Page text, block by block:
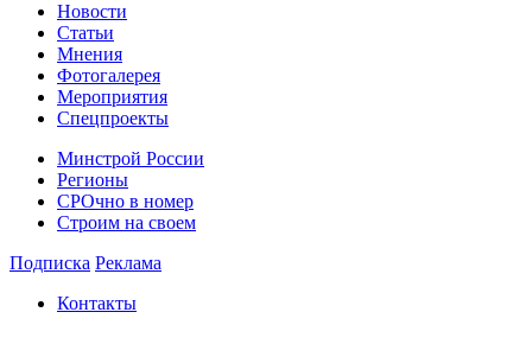
Новости
Статьи
Мнения
Фотогалерея
Мероприятия
Спецпроекты
Минстрой России
Регионы
СРОчно в номер
Строим на своем
Подписка Реклама
Контакты